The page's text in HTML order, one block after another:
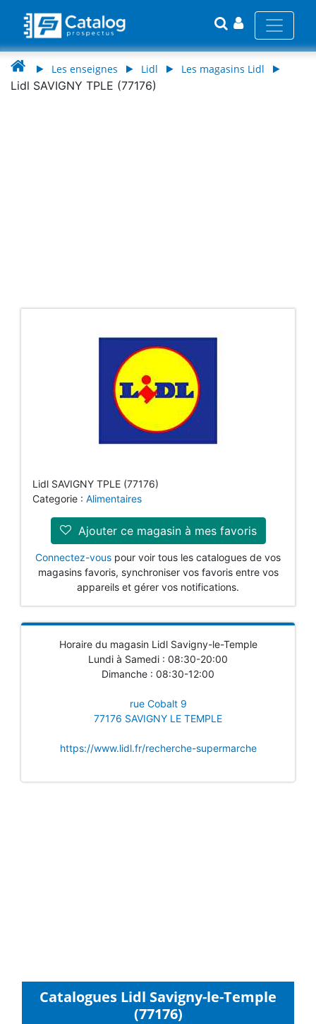
Les enseignes Lidl Les magasins Lidl
Lidl SAVIGNY TPLE (77176)
Lidl SAVIGNY TPLE (77176)
Categorie : Alimentaires
Ajouter ce magasin à mes favoris
Connectez-vous pour voir tous les catalogues de vos
magasins favoris, synchroniser vos favoris entre vos
appareils et gérer vos notifications.
Horaire du magasin Lidl Savigny-le-Temple
Lundi à Samedi : 08:30-20:00
Dimanche : 08:30-12:00
rue Cobalt 9
77176 SAVIGNY LE TEMPLE
https://www.lidl.fr/recherche-supermarche
Catalogues Lidl Savigny-le-Temple
(77176)